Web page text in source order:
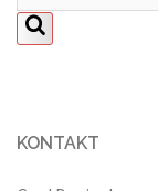
KONTAKT